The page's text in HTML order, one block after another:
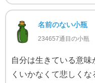
名前のない小瓶
234657通目の小瓶
自分は生きている意
くいかなくて悲しく